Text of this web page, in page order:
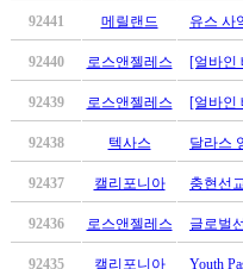
신
사
무
92441 메릴랜드 유스 사
92440 로스앤젤레스 [얼바인
92439 로스앤젤레스 [얼바인
92438 텍사스 달라스
92437 캘리포니아 충현선
92436 로스앤젤레스 글로벌
92435 캘리포니아 Youth